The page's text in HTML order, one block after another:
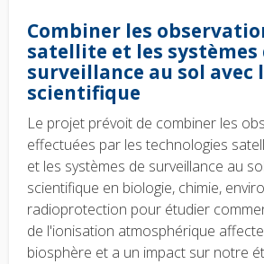
Combiner les
satellite et les systèmes
surveillance au sol avec
scientifique
Le projet prévoit de combiner les
effectuées par les technologies
et les systèmes de surveillance au
scientifique en biologie, chimie,
radioprotection pour étudier
de l'ionisation atmosphérique
biosphère et a un impact sur notre